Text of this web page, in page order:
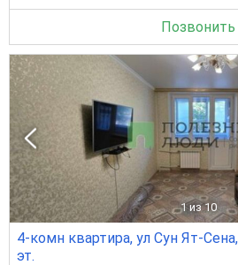
Позвонить
1 из 10
4-комн квартира, ул Сун Ят-
эт.